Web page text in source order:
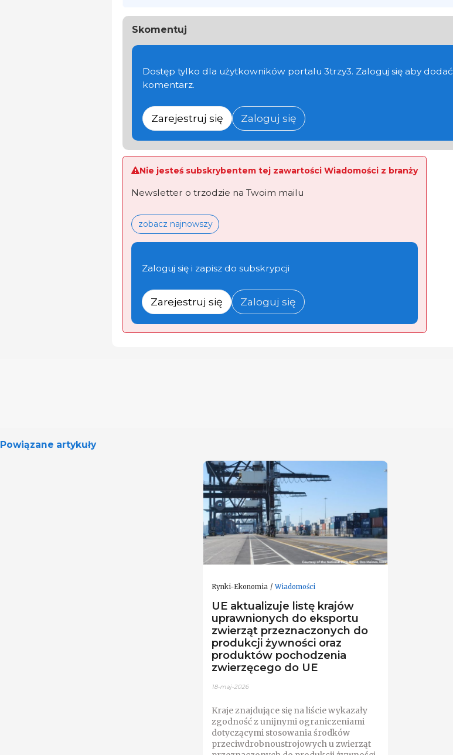
Skomentuj
Dostęp tylko dla użytkowników portalu 3trzy3. Zaloguj się aby dodać
komentarz.
Zarejestruj się Zaloguj się
Nie jesteś subskrybentem tej zawartości Wiadomości z branży
Newsletter o trzodzie na Twoim mailu
zobacz najnowszy
Zaloguj się i zapisz do subskrypcji
Zarejestruj się Zaloguj się
Powiązane artykuły
Rynki-Ekonomia Wiadomości
UE aktualizuje listę krajów
uprawnionych do eksportu
zwierząt przeznaczonych do
produkcji żywności oraz
produktów pochodzenia
zwierzęcego do UE
18-maj-2026
Kraje znajdujące się na liście wykazały
zgodność z unijnymi ograniczeniami
dotyczącymi stosowania środków
przeciwdrobnoustrojowych u zwierząt